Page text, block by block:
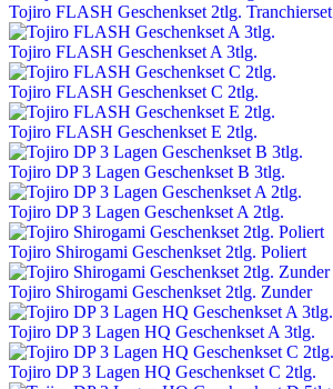
Tojiro FLASH Geschenkset 2tlg. Tranchierset
Tojiro FLASH Geschenkset A 3tlg.
Tojiro FLASH Geschenkset C 2tlg.
Tojiro FLASH Geschenkset E 2tlg.
Tojiro DP 3 Lagen Geschenkset B 3tlg.
Tojiro DP 3 Lagen Geschenkset A 2tlg.
Tojiro Shirogami Geschenkset 2tlg. Poliert
Tojiro Shirogami Geschenkset 2tlg. Zunder
Tojiro DP 3 Lagen HQ Geschenkset A 3tlg.
Tojiro DP 3 Lagen HQ Geschenkset C 2tlg.